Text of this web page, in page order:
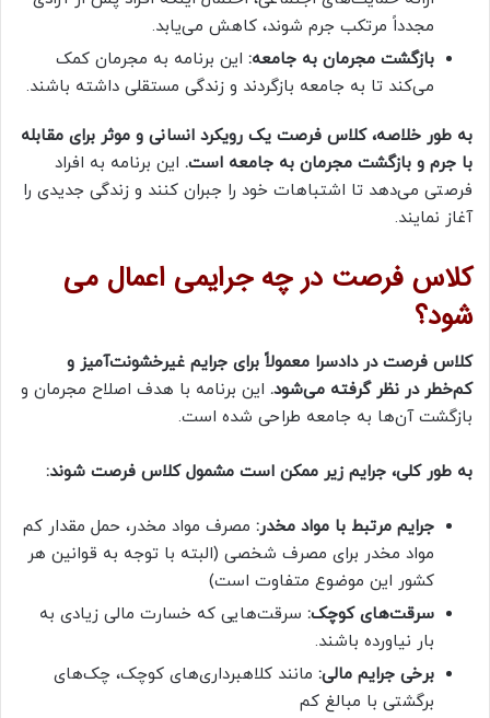
مجدداً مرتکب جرم شوند، کاهش می‌یابد.
بازگشت مجرمان به جامعه: این برنامه به مجرمان کمک
می‌کند تا به جامعه بازگردند و زندگی مستقلی داشته باشند.
به طور خلاصه، کلاس فرصت یک رویکرد انسانی و موثر برای مقابله
با جرم و بازگشت مجرمان به جامعه است. این برنامه به افراد
فرصتی می‌دهد تا اشتباهات خود را جبران کنند و زندگی جدیدی را
آغاز نمایند.
کلاس فرصت در چه جرایمی اعمال می
شود؟
کلاس فرصت در دادسرا معمولاً برای جرایم غیرخشونت‌آمیز و
کم‌خطر در نظر گرفته می‌شود. این برنامه با هدف اصلاح مجرمان و
بازگشت آن‌ها به جامعه طراحی شده است.
به طور کلی، جرایم زیر ممکن است مشمول کلاس فرصت شوند:
جرایم مرتبط با مواد مخدر: مصرف مواد مخدر، حمل مقدار کم
مواد مخدر برای مصرف شخصی (البته با توجه به قوانین هر
کشور این موضوع متفاوت است)
سرقت‌های کوچک: سرقت‌هایی که خسارت مالی زیادی به
بار نیاورده باشند.
برخی جرایم مالی: مانند کلاهبرداری‌های کوچک، چک‌های
برگشتی با مبالغ کم